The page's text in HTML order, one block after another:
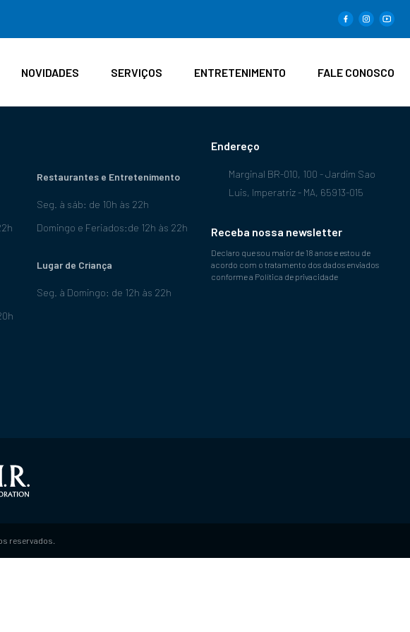
NOVIDADES SERVIÇOS ENTRETENIMENTO FALE CONOSCO
Restaurantes e Entretenimento
Seg. à sáb: de 10h às 22h
Domingo e Feriados:de 12h às 22h
Lugar de Criança
Seg. à Domingo: de 12h às 22h
Endereço
Marginal BR-010, 100 - Jardim Sao
Luis, Imperatriz - MA, 65913-015
Receba nossa newsletter
Declaro que sou maior de 18 anos e estou de
acordo com o tratamento dos dados enviados
conforme a Política de privacidade
reservados.